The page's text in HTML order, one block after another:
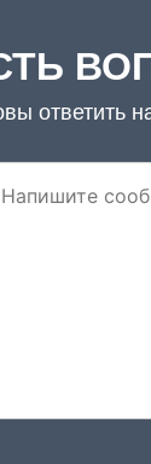
ответить